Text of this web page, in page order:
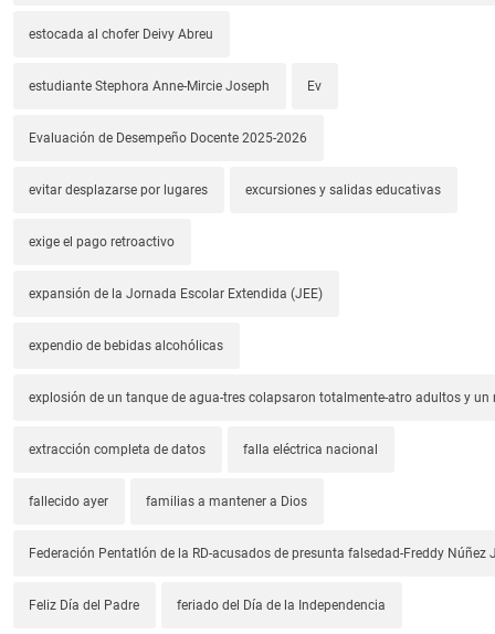
estocada al chofer Deivy Abreu
estudiante Stephora Anne-Mircie Joseph Ev
Evaluación de Desempeño Docente 2025-2026
evitar desplazarse por lugares excursiones y salidas educativas
exige el pago retroactivo
expansión de la Jornada Escolar Extendida (JEE)
expendio de bebidas alcohólicas
explosión de un tanque de agua-tres colapsaron totalmente-atro adultos y un
extracción completa de datos falla eléctrica nacional
fallecido ayer familias a mantener a Dios
Federación Pentatlón de la RD-acusados de presunta falsedad-Freddy Núñez
Feliz Día del Padre feriado del Día de la Independencia